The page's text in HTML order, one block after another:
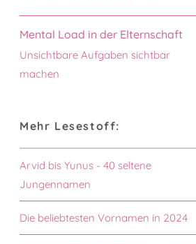
Mental Load in der Elternschaft
Unsichtbare Aufgaben sichtbar
machen
Mehr Lesestoff:
Arvid bis Yunus - 40 seltene
Jungennamen
Die beliebtesten Vornamen in 2024